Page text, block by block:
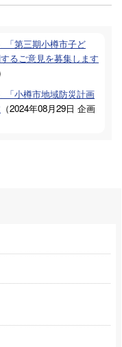
「第三期小樽市子ど
るご意見を募集します
「小樽市地域防災計画
（2024年08月29日 企画